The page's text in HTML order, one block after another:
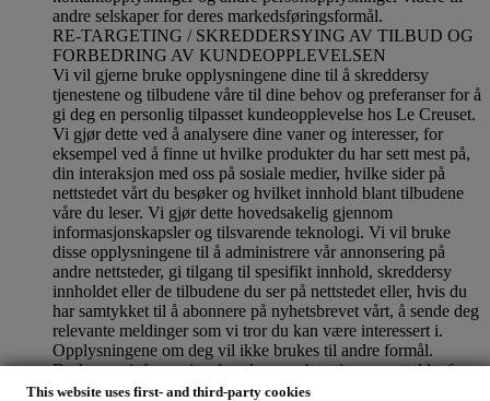
This website uses first- and third-party cookies
andre selskaper for deres markedsføringsformål.
RE-TARGETING / SKREDDERSYING AV TILBUD OG
FORBEDRING AV KUNDEOPPLEVELSEN
Vi vil gjerne bruke opplysningene dine til å skreddersy
tjenestene og tilbudene våre til dine behov og preferanser for å
gi deg en personlig tilpasset kundeopplevelse hos Le Creuset.
Vi gjør dette ved å analysere dine vaner og interesser, for
eksempel ved å finne ut hvilke produkter du har sett mest på,
din interaksjon med oss på sosiale medier, hvilke sider på
nettstedet vårt du besøker og hvilket innhold blant tilbudene
våre du leser. Vi gjør dette hovedsakelig gjennom
informasjonskapsler og tilsvarende teknologi. Vi vil bruke
disse opplysningene til å administrere vår annonsering på
andre nettsteder, gi tilgang til spesifikt innhold, skreddersy
innholdet eller de tilbudene du ser på nettstedet eller, hvis du
har samtykket til å abonnere på nyhetsbrevet vårt, å sende deg
relevante meldinger som vi tror du kan være interessert i.
Opplysningene om deg vil ikke brukes til andre formål.
Bruken av informasjonskapsler er avhengig av samtykke fra
deg. Hvis du ønsker at disse opplysningene ikke skal brukes